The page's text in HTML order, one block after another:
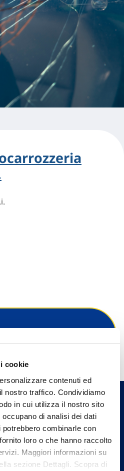
cookie
contenuti ed
nostro traffico. Condividiamo
in cui utilizza il nostro sito
di analisi dei dati
combinarle con
loro o che hanno raccolto
Maggiori informazioni su
sezione Dettagli. Scopra di
di
a te e parla con